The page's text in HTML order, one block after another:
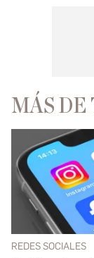
MÁS DE
REDES SOCIALES